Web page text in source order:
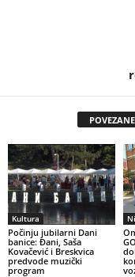
Kultura
Počinju jubilarni Dani
banice: Đani, Saša
Kovačević i Breskvica
predvode muzički
program